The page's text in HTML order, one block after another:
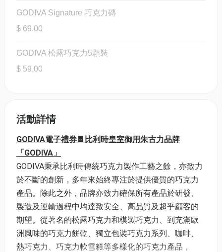
GODIVA Signature 巧克力磚
$ 69.00
GODIVA 松露巧克力5顆裝
$ 59.00
活動詳情
GODIVA電子禮券🍫比利時皇室御用朱古力品牌
「GODIVA」
GODIVA秉承比利時傳統巧克力製作工藝之餘，亦致力
於不斷的創新，多年來始終專注於提供優質的巧克力
產品。除此之外，品牌亦致力確保所有產品於研發、
製造及運輸過程中均達致安全、高品質及超乎顧客的
期望。從著名的松露巧克力和模製巧克力、到充滿歐
洲風味的巧克力餅乾、獨立包裝巧克力系列、咖啡、
熱巧克力、巧克力軟雪糕等多樣化的巧克力產品，